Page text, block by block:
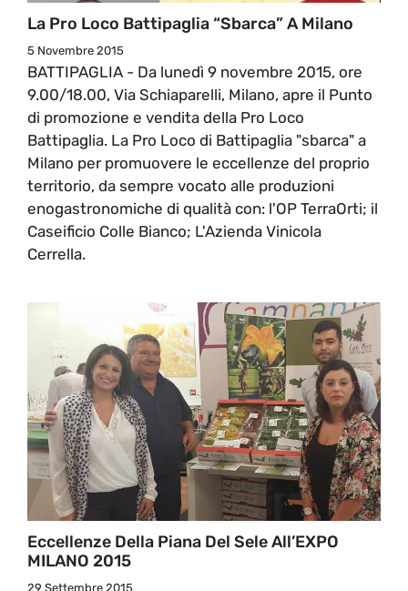
La Pro Loco Battipaglia “sbarca” A Milano
5 Novembre 2015
BATTIPAGLIA - Da lunedì 9 novembre 2015, ore
9.00/18.00, Via Schiaparelli, Milano, apre il Punto
di promozione e vendita della Pro Loco
Battipaglia. La Pro Loco di Battipaglia "sbarca" a
Milano per promuovere le eccellenze del proprio
territorio, da sempre vocato alle produzioni
enogastronomiche di qualità con: l'OP TerraOrti; il
Caseificio Colle Bianco; L'Azienda Vinicola
Cerrella.
Eccellenze Della Piana Del Sele All’EXPO
MILANO 2015
29 Settembre 2015